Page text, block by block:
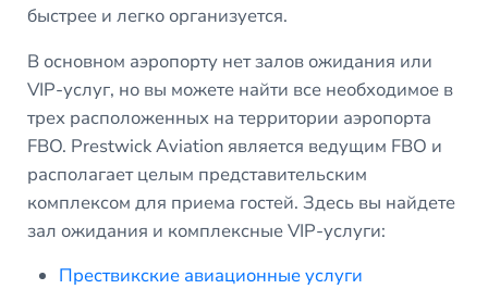
быстрее и легко организуется.
В основном аэропорту нет залов ожидания или
VIP-услуг, но вы можете найти все необходимое в
трех расположенных на территории аэропорта
FBO. Prestwick Aviation является ведущим FBO и
располагает целым представительским
комплексом для приема гостей. Здесь вы найдете
зал ожидания и комплексные VIP-услуги:
Прествикские авиационные услуги